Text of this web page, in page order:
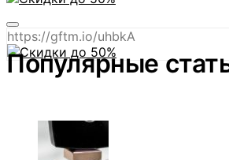
https://gftm.io/uhbkA
Популярные